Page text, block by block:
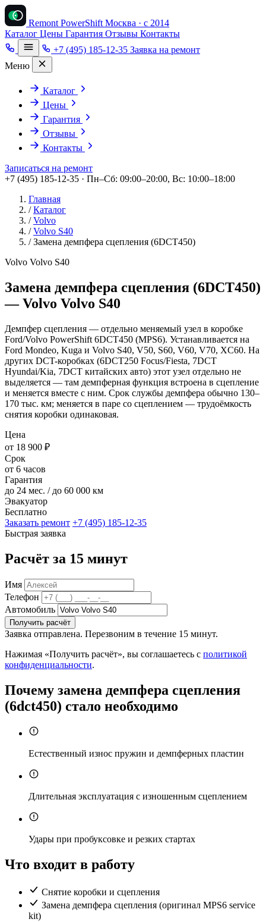
Remont PowerShift Москва · с 2014
Каталог Цены Гарантия Отзывы Контакты
+7 (495) 185-12-35 Заявка на ремонт
Меню
Каталог
Цены
Гарантия
Отзывы
Контакты
Записаться на ремонт
+7 (495) 185-12-35 · Пн–Сб: 09:00–20:00, Вс: 10:00–18:00
Главная
/ Каталог
/ Volvo
/ Volvo S40
/ Замена демпфера сцепления (6DCT450)
Volvo Volvo S40
Замена демпфера сцепления (6DCT450)
— Volvo Volvo S40
Демпфер сцепления — отдельно меняемый узел в коробке
Ford/Volvo PowerShift 6DCT450 (MPS6). Устанавливается на
Ford Mondeo, Kuga и Volvo S40, V50, S60, V60, V70, XC60. На
других DCT-коробках (6DCT250 Focus/Fiesta, 7DCT
Hyundai/Kia, 7DCT китайских авто) этот узел отдельно не
выделяется — там демпферная функция встроена в сцепление
и меняется вместе с ним. Срок службы демпфера обычно 130–
170 тыс. км; меняется в паре со сцеплением — трудоёмкость
снятия коробки одинаковая.
Цена
от 18 900 ₽
Срок
от 6 часов
Гарантия
до 24 мес. / до 60 000 км
Эвакуатор
Бесплатно
Заказать ремонт +7 (495) 185-12-35
Быстрая заявка
Расчёт за 15 минут
Имя
Телефон
Автомобиль
Получить расчёт
Заявка отправлена. Перезвоним в течение 15 минут.
Нажимая «Получить расчёт», вы соглашаетесь с политикой
конфиденциальности.
Почему замена демпфера сцепления
(6dct450) стало необходимо
Естественный износ пружин и демпферных пластин
Длительная эксплуатация с изношенным сцеплением
Удары при пробуксовке и резких стартах
Что входит в работу
Снятие коробки и сцепления
Замена демпфера сцепления (оригинал MPS6 service
kit)